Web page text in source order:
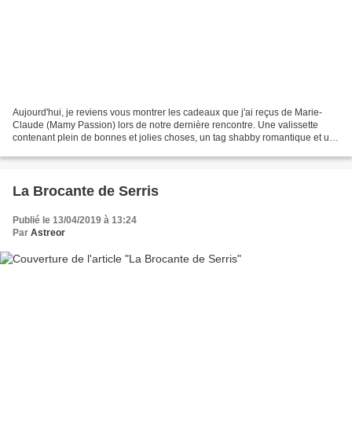
Aujourd'hui, je reviens vous montrer les cadeaux que j'ai reçus de Marie-
Claude (Mamy Passion) lors de notre dernière rencontre. Une valissette
contenant plein de bonnes et jolies choses, un tag shabby romantique et un
La Brocante de Serris
Publié le 13/04/2019 à 13:24
Par Astreor